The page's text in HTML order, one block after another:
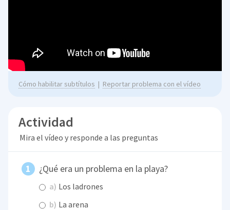
Cómo habilitar subtítulos | Reportar problema con el vídeo
Actividad
Mira el vídeo y responde a las preguntas
¿Qué era un problema en la playa?
a) Los ladrones
b) La arena